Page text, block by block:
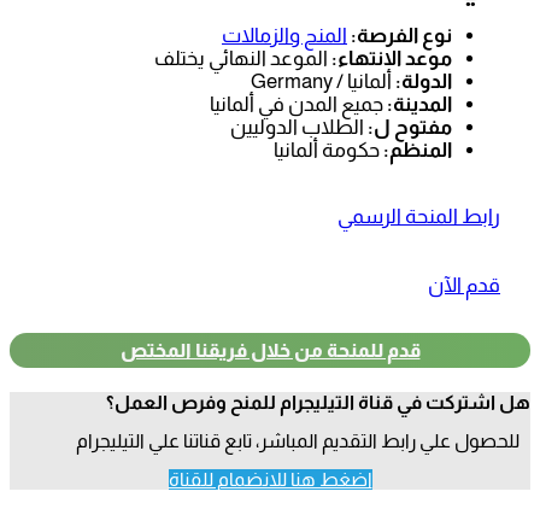
نوع الفرصة: المنح والزمالات
موعد الانتهاء: الموعد النهائي يختلف
الدولة: ألمانيا / Germany
المدينة: جميع المدن في ألمانيا
مفتوح ل: الطلاب الدوليين
المنظم: حكومة ألمانيا
رابط المنحة الرسمي
قدم الآن
قدم للمنحة من خلال فريقنا المختص
هل اشتركت في قناة التيليجرام للمنح وفرص العمل؟
للحصول علي رابط التقديم المباشر، تابع قناتنا علي التيليجرام
اضغط هنا للانضمام للقناة